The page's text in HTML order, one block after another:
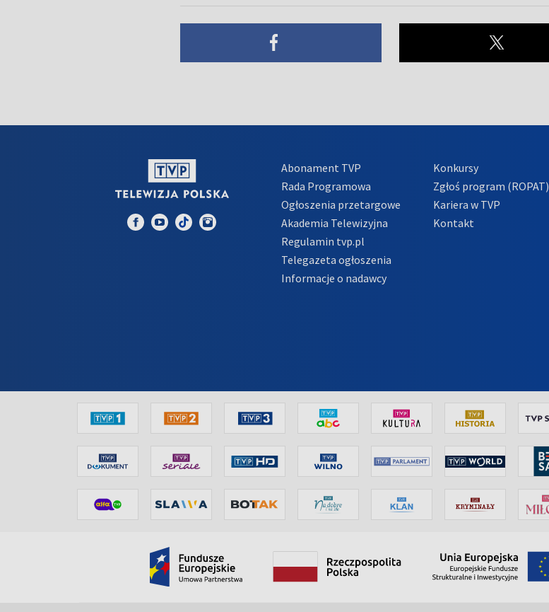
Abonament TVP
Rada Programowa
Ogłoszenia przetargowe
Akademia Telewizyjna
Regulamin tvp.pl
Telegazeta ogłoszenia
Informacje o nadawcy
Konkursy
Zgłoś program (ROPAT)
Kariera w TVP
Kontakt